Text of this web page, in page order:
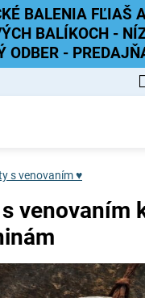
BALENIA FĽIAŠ
BALÍKOCH -
ODBER -
s venovaním ♥
venovaním